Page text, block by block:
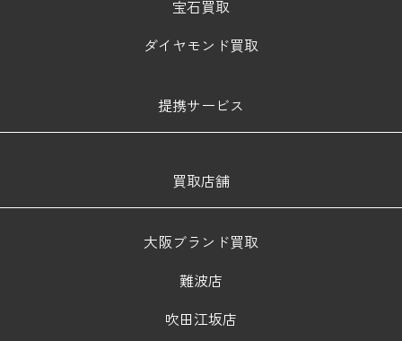
宝石買取
ダイヤモンド買取
提携サービス
買取店舗
大阪ブランド買取
難波店
吹田江坂店